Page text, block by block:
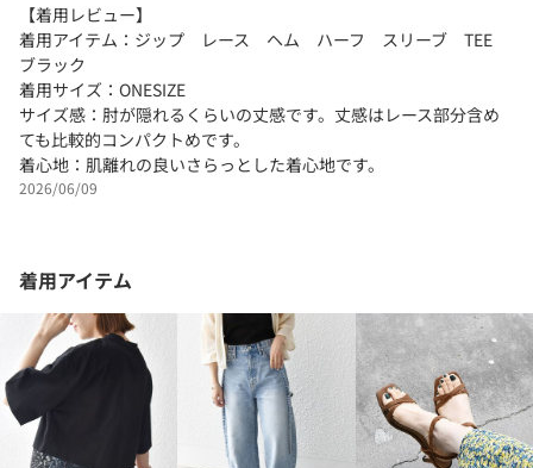
【着用レビュー】
着用アイテム：ジップ レース ヘム ハーフ スリーブ TEE
ブラック
着用サイズ：ONESIZE
サイズ感：肘が隠れるくらいの丈感です。丈感はレース部分含め
ても比較的コンパクトめです。
着心地：肌離れの良いさらっとした着心地です。
2026/06/09
着用アイテム